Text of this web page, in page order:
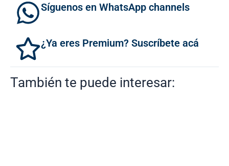
Síguenos en WhatsApp channels
¿Ya eres Premium? Suscríbete acá
También te puede interesar: